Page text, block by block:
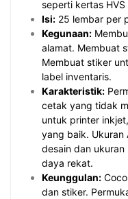
seperti kertas HVS
Isi: 25 lembar per
Kegunaan:
alamat. Membuat
Membuat stiker
label inventaris.
Karakteristik:
cetak yang tidak
untuk printer
yang baik. Ukuran
desain dan ukuran
daya rekat.
Keunggulan:
dan stiker.